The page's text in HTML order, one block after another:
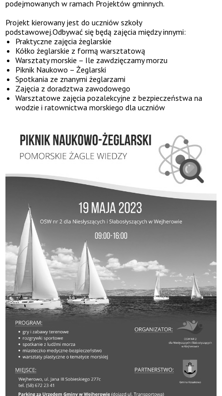
podejmowanych w ramach Projektów gminnych.
Projekt kierowany jest do uczniów szkoły
podstawowej.Odbywać się będą zajęcia między innymi:
Praktyczne zajęcia żeglarskie
Kółko żeglarskie z formą warsztatową
Warsztaty morskie – Ile zawdzięczamy morzu
Piknik Naukowo – Żeglarski
Spotkania ze znanymi żeglarzami
Zajęcia z doradztwa zawodowego
Warsztatowe zajęcia pozalekcyjne z bezpieczeństwa na
wodzie i ratownictwa morskiego dla uczniów